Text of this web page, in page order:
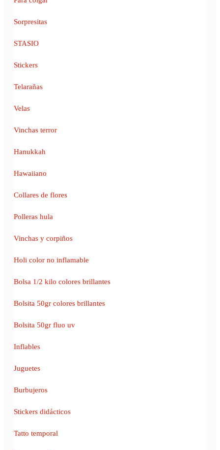
Sorpresitas
STASIO
Stickers
Telarañas
Velas
Vinchas terror
Hanukkah
Hawaiiano
Collares de flores
Polleras hula
Vinchas y corpiños
Holi color no inflamable
Bolsa 1/2 kilo colores brillantes
Bolsita 50gr colores brillantes
Bolsita 50gr fluo uv
Inflables
Juguetes
Burbujeros
Stickers didácticos
Tatto temporal